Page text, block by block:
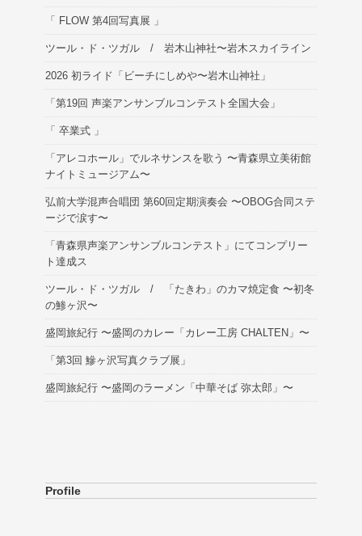
「 FLOW 第4回写真展 」
ツール・ド・ツガル / 岩木山神社〜岩木スカイライン
2026 初ライド「ビーチにしめや〜岩木山神社」
「第19回 声楽アンサンブルコンテスト全国大会」
「 卒業式 」
「アレコホール」でルネサンスを歌う 〜青森県立美術館
ナイトミュージアム〜
弘前大学混声合唱団 第60回定期演奏会 〜OBOG合同ステ
ージで涙す〜
「青森県声楽アンサンブルコンテスト」にてコンプリー
ト達成ス
ツール・ド・ツガル / 「たきわ」のカマ焼定食 〜初冬
の鯵ヶ沢〜
盛岡旅紀行 〜盛岡のカレー「カレー工房 CHALTEN」〜
「第3回 鰺ヶ沢写真クラブ展」
盛岡旅紀行 〜盛岡のラーメン「中華そば 弥太郎」〜
Profile